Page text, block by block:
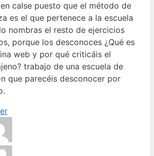
calse puesto que el método de
es el que pertenece a la escuela
nombras el resto de ejercicios
porque los desconoces ¿Qué es
web y por qué criticáis el
trabajo de una escuela de
que parecéis desconocer por